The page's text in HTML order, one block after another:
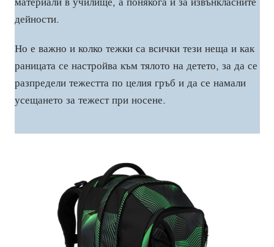
дейности.
Но е важно и колко тежки са всички тези неща и как
раницата се настройва към тялото на детето, за да се
разпредели тежестта по целия гръб и да се намали
усещането за тежест при носене.